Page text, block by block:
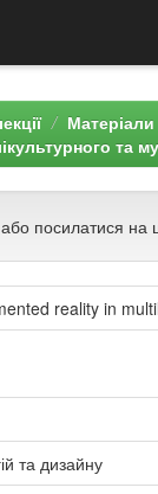
та
посилатися на
reality in
та дизайну